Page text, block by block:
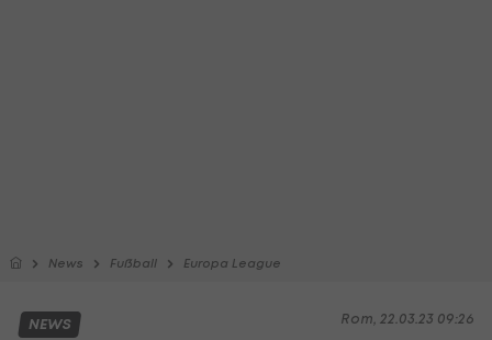
News Fußball Europa League
Rom, 22.03.23 09:26
NEWS